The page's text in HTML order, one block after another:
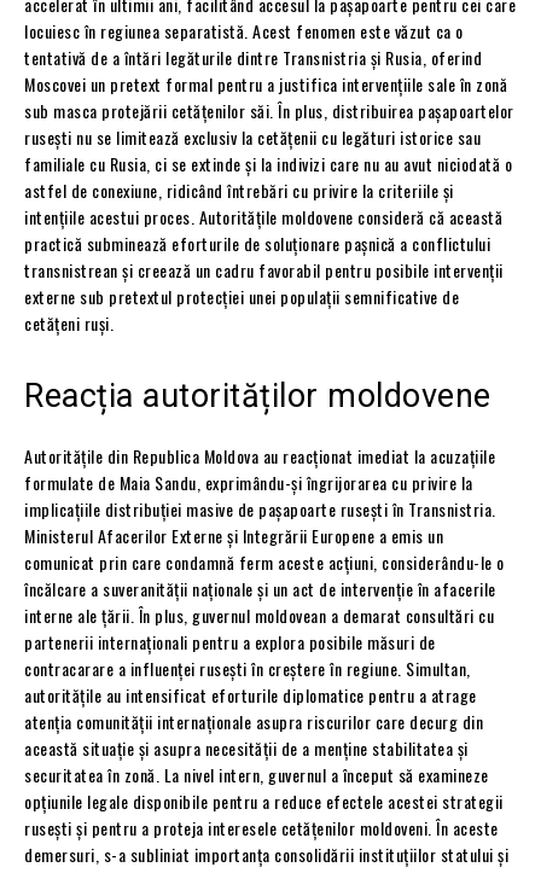
locuiesc în regiunea separatistă. Acest fenomen este văzut ca o
tentativă de a întări legăturile dintre Transnistria și Rusia, oferind
Moscovei un pretext formal pentru a justifica intervențiile sale în zonă
sub masca protejării cetățenilor săi. În plus, distribuirea pașapoartelor
rusești nu se limitează exclusiv la cetățenii cu legături istorice sau
familiale cu Rusia, ci se extinde și la indivizi care nu au avut niciodată o
astfel de conexiune, ridicând întrebări cu privire la criteriile și
intențiile acestui proces. Autoritățile moldovene consideră că această
practică subminează eforturile de soluționare pașnică a conflictului
transnistrean și creează un cadru favorabil pentru posibile intervenții
externe sub pretextul protecției unei populații semnificative de
cetățeni ruși.
Reacția autorităților moldovene
Autoritățile din Republica Moldova au reacționat imediat la acuzațiile
formulate de Maia Sandu, exprimându-și îngrijorarea cu privire la
implicațiile distribuției masive de pașapoarte rusești în Transnistria.
Ministerul Afacerilor Externe și Integrării Europene a emis un
comunicat prin care condamnă ferm aceste acțiuni, considerându-le o
încălcare a suveranității naționale și un act de intervenție în afacerile
interne ale țării. În plus, guvernul moldovean a demarat consultări cu
partenerii internaționali pentru a explora posibile măsuri de
contracarare a influenței rusești în creștere în regiune. Simultan,
autoritățile au intensificat eforturile diplomatice pentru a atrage
atenția comunității internaționale asupra riscurilor care decurg din
această situație și asupra necesității de a menține stabilitatea și
securitatea în zonă. La nivel intern, guvernul a început să examineze
opțiunile legale disponibile pentru a reduce efectele acestei strategii
rusești și pentru a proteja interesele cetățenilor moldoveni. În aceste
demersuri, s-a subliniat importanța consolidării instituțiilor statului și